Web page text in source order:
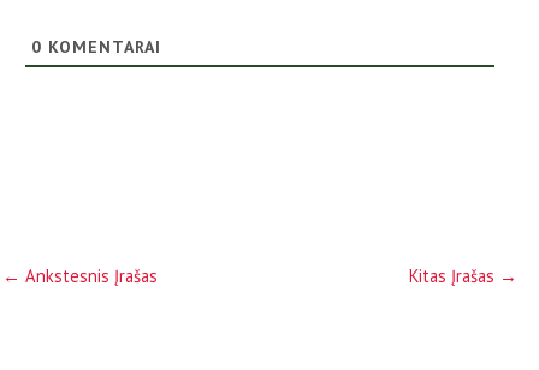
0 KOMENTARAI
← Ankstesnis Įrašas Kitas Įrašas →